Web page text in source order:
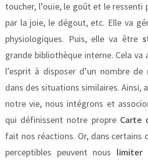
toucher, l’ouïe, le goût et le
par la joie, le dégout, etc. Elle va
physiologiques. Puis, elle va être
grande bibliothèque interne. Cela va
l’esprit à disposer d’un nombre de
dans des situations similaires. Ainsi,
notre vie, nous intégrons et
qui définissent notre propre Carte
fait nos réactions. Or, dans certains
perceptibles peuvent nous limiter